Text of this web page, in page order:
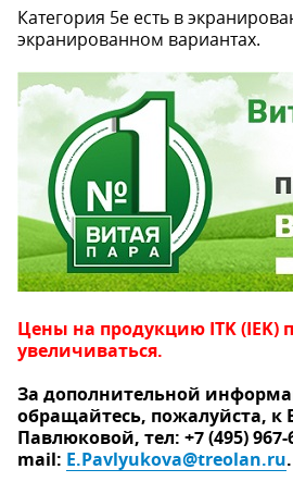
Категория 5e есть в
экранированном вариантах.
Цены на продукцию ITK (IEK)
увеличиваться.
За дополнительной
обращайтесь, пожалуйста, к
Павлюковой, тел: +7 (495) 967-
mail: E.Pavlyukova@treolan.ru.